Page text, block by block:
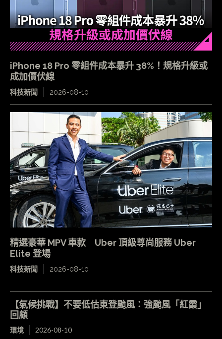
iPhone 18 Pro 零組件成本暴升 38%！規格升級或
成加價伏線
科技新聞 2026-08-10
精選豪華 MPV 車款 Uber 頂級尊尚服務 Uber
Elite 登場
科技新聞 2026-08-10
【氣候挑戰】不要低估東登颱風：強颱風「紅霞」
回顧
環境 2026-08-10